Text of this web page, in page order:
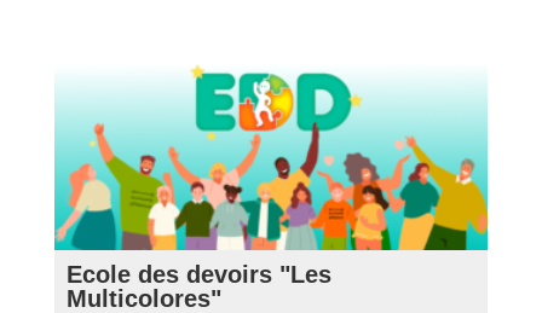
Ecole des devoirs "Les
Multicolores"